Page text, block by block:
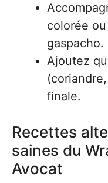
colorée
gaspacho.
Ajoutez
finale.
Recettes
saines du
Avocat